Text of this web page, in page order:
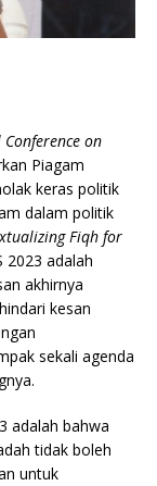
on
Piagam
keras politik
dalam politik
Fiqh for
2023 adalah
akhirnya
kesan
sekali agenda
adalah bahwa
tidak boleh
untuk